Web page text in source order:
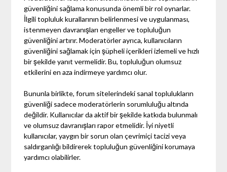
güvenliğini sağlama konusunda önemli bir rol oynarlar.
İlgili topluluk kurallarının belirlenmesi ve uygulanması,
istenmeyen davranışları engeller ve topluluğun
güvenliğini artırır. Moderatörler ayrıca, kullanıcıların
güvenliğini sağlamak için şüpheli içerikleri izlemeli ve hızlı
bir şekilde yanıt vermelidir. Bu, topluluğun olumsuz
etkilerini en aza indirmeye yardımcı olur.
Bununla birlikte, forum sitelerindeki sanal toplulukların
güvenliği sadece moderatörlerin sorumluluğu altında
değildir. Kullanıcılar da aktif bir şekilde katkıda bulunmalı
ve olumsuz davranışları rapor etmelidir. İyi niyetli
kullanıcılar, yaygın bir sorun olan çevrimiçi tacizi veya
saldırganlığı bildirerek topluluğun güvenliğini korumaya
yardımcı olabilirler.